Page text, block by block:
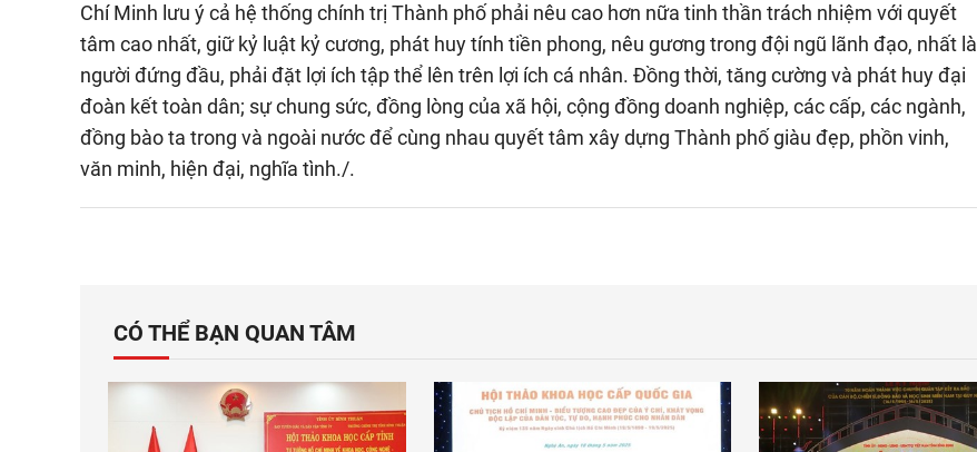
Chí Minh lưu ý cả hệ thống chính trị Thành phố phải nêu cao hơn nữa tinh thần trách nhiệm với quyết
tâm cao nhất, giữ kỷ luật kỷ cương, phát huy tính tiền phong, nêu gương trong đội ngũ lãnh đạo, nhất là
người đứng đầu, phải đặt lợi ích tập thể lên trên lợi ích cá nhân. Đồng thời, tăng cường và phát huy đại
đoàn kết toàn dân; sự chung sức, đồng lòng của xã hội, cộng đồng doanh nghiệp, các cấp, các ngành,
đồng bào ta trong và ngoài nước để cùng nhau quyết tâm xây dựng Thành phố giàu đẹp, phồn vinh,
văn minh, hiện đại, nghĩa tình./.
CÓ THỂ BẠN QUAN TÂM